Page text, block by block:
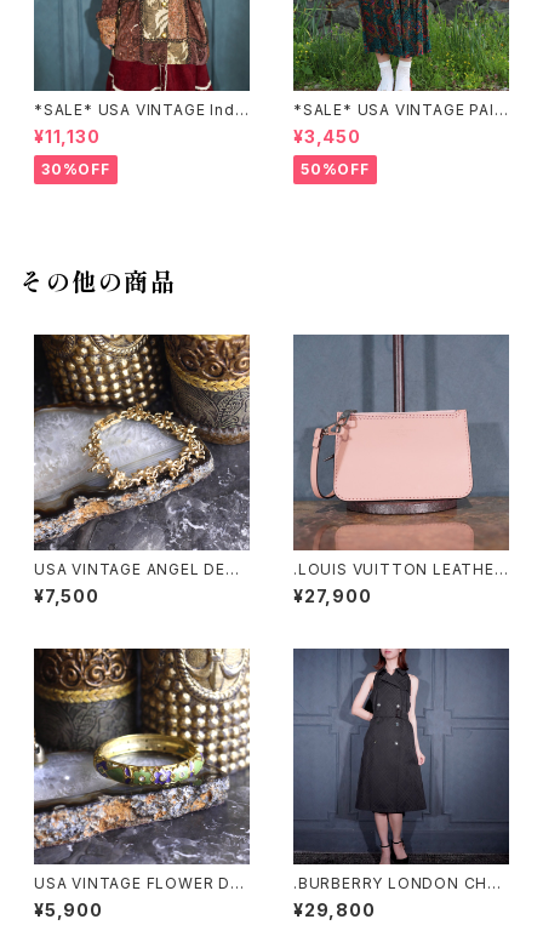
*SALE* USA VINTAGE Indi
go moon PATCHWORK EM
BROIDERY DESIGN JACKE
T/アメリカ古着パッチワーク刺
繍ジャケット
¥11,130
30%OFF
*SALE* USA VINTAGE PAIS
LEY PATTERNED DESIGN S
KIRT/アメリカ古着ペイズリー
柄デザインスカート
¥3,450
50%OFF
その他の商品
USA VINTAGE ANGEL DESI
GN GOLD CHAIN BRACELE
T/アメリカ古着天使デザインゴ
¥7,500
.LOUIS VUITTON LEATHER
PORCH/ルイヴィトンマヒナヒ
ナレザーポーチ2000000076
¥27,900
USA VINTAGE FLOWER DE
SIGN METAL BANGLE/アメリ
カ古着お花デザインメタルバン
¥5,900
.BURBERRY LONDON CHEC
K PATTERNED TRENCH CO
AT LIKE DESIGN BELTED N
¥29,800